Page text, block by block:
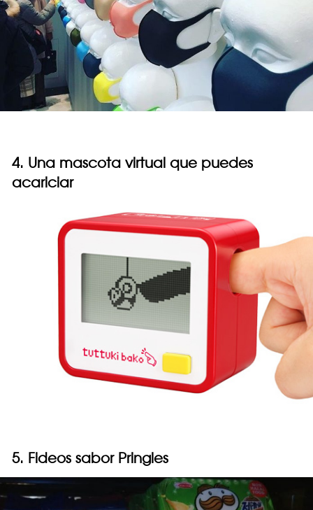
4. Una mascota virtual que puedes
acariciar
5. Fideos sabor Pringles